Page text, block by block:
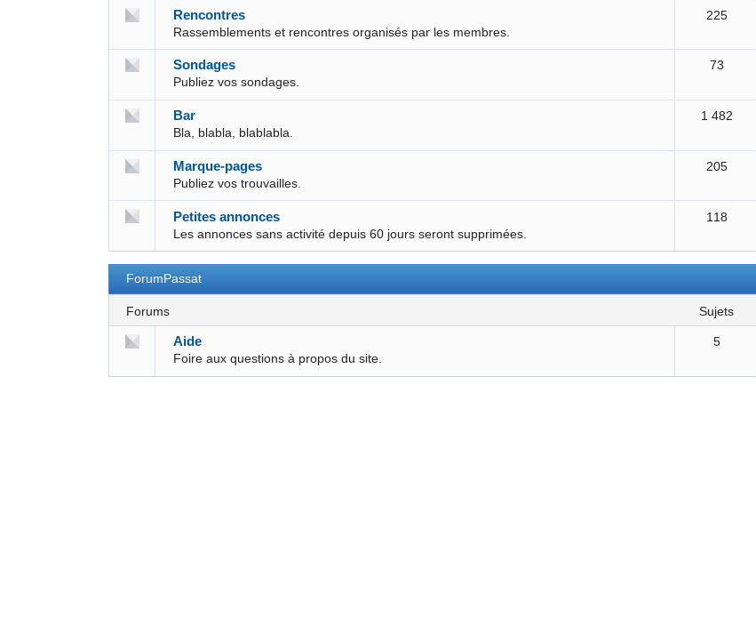
Rencontres
Rassemblements et rencontres organisés par les membres.
225
Sondages
Publiez vos sondages.
73
Bar
Bla, blabla, blablabla.
1 482
Marque-pages
Publiez vos trouvailles.
205
Petites annonces
Les annonces sans activité depuis 60 jours seront supprimées.
118
ForumPassat
Forums sujets
Aide
Foire aux questions à propos du site.
5